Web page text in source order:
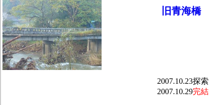
旧青海橋
2007.10.23探索
2007.10.29完結